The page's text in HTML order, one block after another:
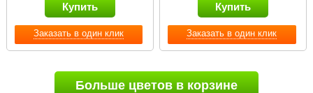
Заказать в один клик
Купить
Заказать в один клик
Купить
Больше цветов в корзине